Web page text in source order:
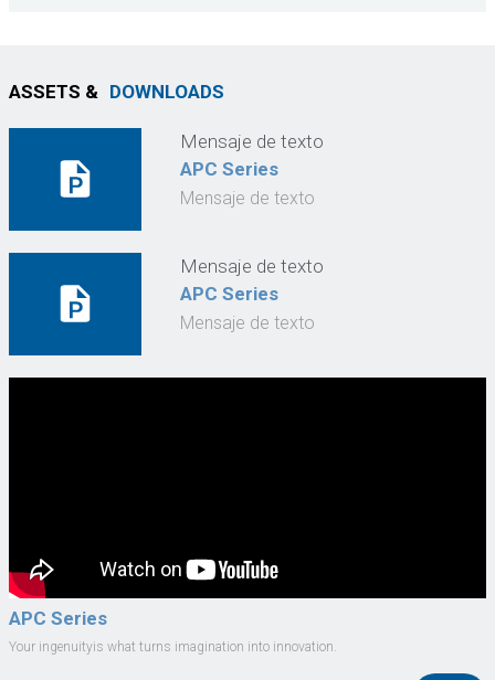
ASSETS & DOWNLOADS
Mensaje de texto
APC Series
Mensaje de texto
Mensaje de texto
APC Series
Mensaje de texto
APC Series
Your ingenuityis what turns imagination into innovation.